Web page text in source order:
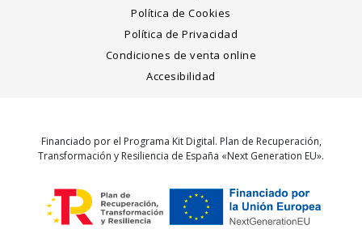
Política de Cookies
Política de Privacidad
Condiciones de venta online
Accesibilidad
Financiado por el Programa Kit Digital. Plan de Recuperación,
Transformación y Resiliencia de España «Next Generation EU».